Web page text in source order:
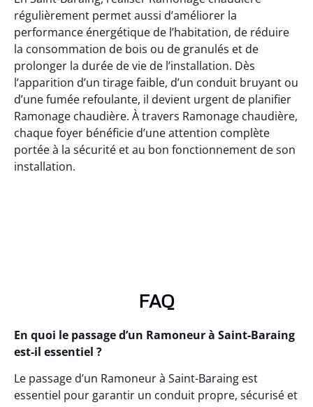
régulièrement permet aussi d’améliorer la
performance énergétique de l’habitation, de réduire
la consommation de bois ou de granulés et de
prolonger la durée de vie de l’installation. Dès
l’apparition d’un tirage faible, d’un conduit bruyant ou
d’une fumée refoulante, il devient urgent de planifier
Ramonage chaudière. À travers Ramonage chaudière,
chaque foyer bénéficie d’une attention complète
portée à la sécurité et au bon fonctionnement de son
installation.
FAQ
En quoi le passage d’un Ramoneur à Saint-Baraing
est-il essentiel ?
Le passage d’un Ramoneur à Saint-Baraing est
essentiel pour garantir un conduit propre, sécurisé et